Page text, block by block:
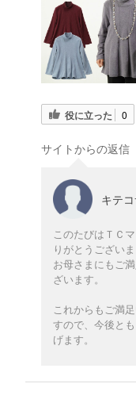
役に立った 0
サイトからの返信
キテ
このたびはＴＣ
りがとうございま
お母さまにもご
ざいます。
これからもご満
すので、今後と
げます。